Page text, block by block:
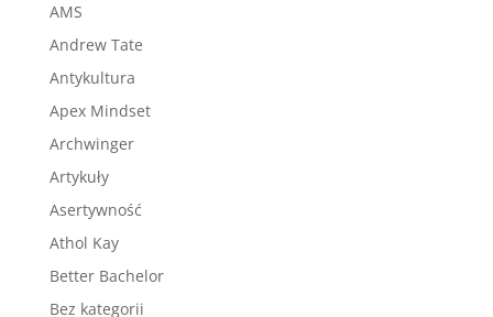
AMS
Andrew Tate
Antykultura
Apex Mindset
Archwinger
Artykuły
Asertywność
Athol Kay
Better Bachelor
Bez kategorii